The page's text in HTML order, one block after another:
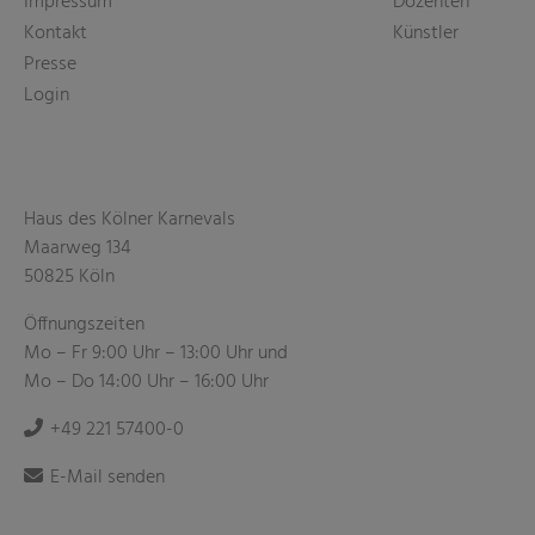
Kontakt
Presse
Login
Künstler
Haus des Kölner Karnevals
Maarweg 134
50825 Köln
Öffnungszeiten
Mo – Fr 9:00 Uhr – 13:00 Uhr und
Mo – Do 14:00 Uhr – 16:00 Uhr
+49 221 57400-0
E-Mail senden